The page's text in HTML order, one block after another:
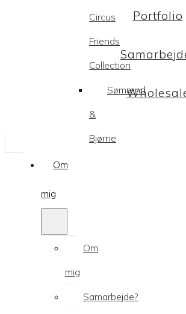
Circus
Friends
Collection
Sømænd
&
Bjørne
Om
mig
Om
mig
Samarbejde?
Portfolio